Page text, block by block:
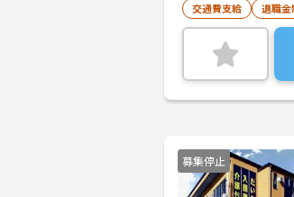
交通費支給
退職金
募集停止